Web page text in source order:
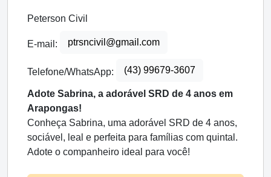
Peterson Civil
E-mail: ptrsncivil@gmail.com
Telefone/WhatsApp: (43) 99679-3607
Adote Sabrina, a adorável SRD de 4 anos em
Arapongas!
Conheça Sabrina, uma adorável SRD de 4 anos,
sociável, leal e perfeita para famílias com quintal.
Adote o companheiro ideal para você!